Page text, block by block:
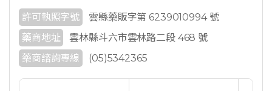
許可執照字號
雲縣藥販字第 6239010994 號
藥商地址
雲林縣斗六市雲林路二段 468 號
藥商諮詢專線
(05)5342365